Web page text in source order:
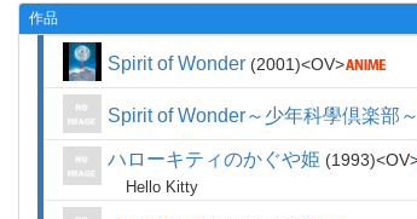
作品
Spirit of Wonder 2001 OV
Spirit of Wonder～少年科學倶楽部～
ハローキティのかぐや姫 1993 OV
Hello Kitty